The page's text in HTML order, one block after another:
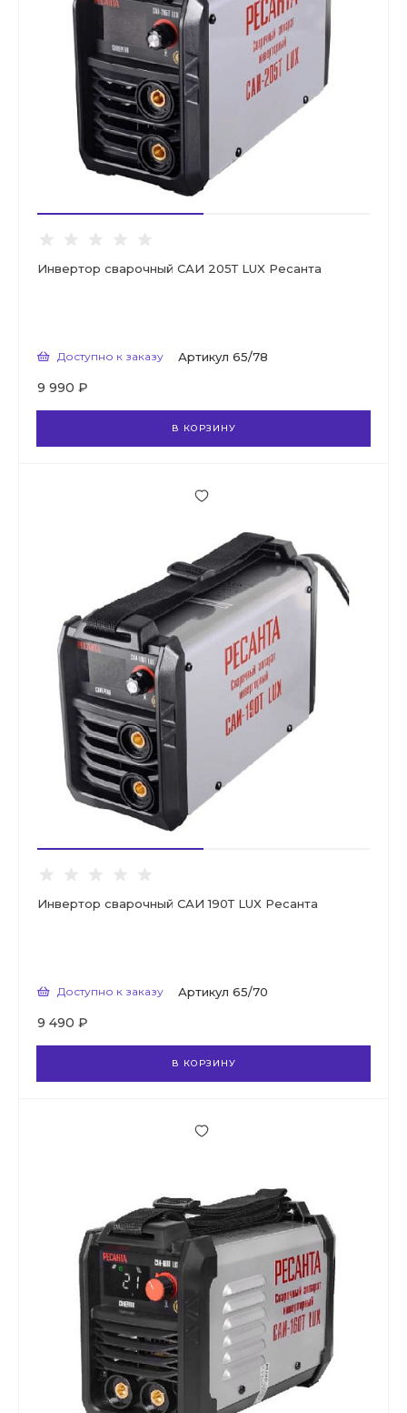
Инвертор сварочный САИ 205Т LUX Ресанта
Доступно к заказу Артикул 65/78
9 990 ₽
В КОРЗИНУ
Инвертор сварочный САИ 190Т LUX Ресанта
Доступно к заказу Артикул 65/70
9 490 ₽
В КОРЗИНУ